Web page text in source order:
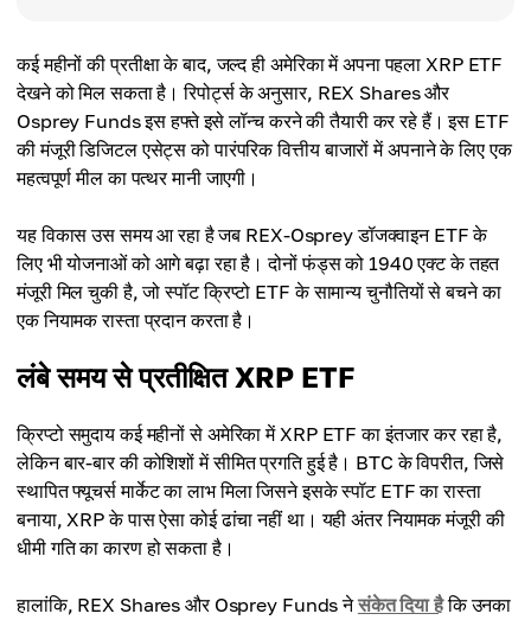
कई महीनों की प्रतीक्षा के बाद, जल्द ही अमेरिका में अपना पहला XRP ETF
देखने को मिल सकता है। रिपोर्ट्स के अनुसार, REX Shares और
Osprey Funds इस हफ्ते इसे लॉन्च करने की तैयारी कर रहे हैं। इस ETF
की मंजूरी डिजिटल एसेट्स को पारंपरिक वित्तीय बाजारों में अपनाने के लिए एक
महत्वपूर्ण मील का पत्थर मानी जाएगी।
यह विकास उस समय आ रहा है जब REX-Osprey डॉजक्वाइन ETF के
लिए भी योजनाओं को आगे बढ़ा रहा है। दोनों फंड्स को 1940 एक्ट के तहत
मंजूरी मिल चुकी है, जो स्पॉट क्रिप्टो ETF के सामान्य चुनौतियों से बचने का
एक नियामक रास्ता प्रदान करता है।
लंबे समय से प्रतीक्षित XRP ETF
क्रिप्टो समुदाय कई महीनों से अमेरिका में XRP ETF का इंतजार कर रहा है,
लेकिन बार-बार की कोशिशों में सीमित प्रगति हुई है। BTC के विपरीत, जिसे
स्थापित फ्यूचर्स मार्केट का लाभ मिला जिसने इसके स्पॉट ETF का रास्ता
बनाया, XRP के पास ऐसा कोई ढांचा नहीं था। यही अंतर नियामक मंजूरी की
धीमी गति का कारण हो सकता है।
हालांकि, REX Shares और Osprey Funds नेसंकेत दिया हैकि उनका